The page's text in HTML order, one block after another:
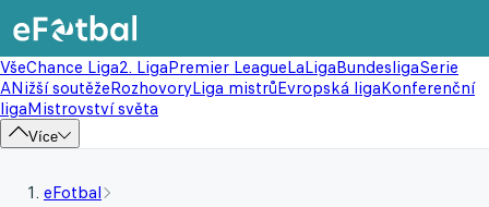
VšeChance Liga2. LigaPremier LeagueLaLigaBundesligaSerie
ANižší soutěžeRozhovoryLiga mistrůEvropská ligaKonferenční
ligaMistrovství světa
Více
eFotbal